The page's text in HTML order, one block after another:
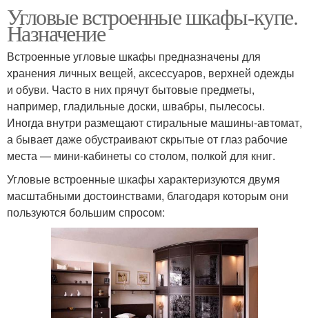
Угловые встроенные шкафы-купе.
Назначение
Встроенные угловые шкафы предназначены для
хранения личных вещей, аксессуаров, верхней одежды
и обуви. Часто в них прячут бытовые предметы,
например, гладильные доски, швабры, пылесосы.
Иногда внутри размещают стиральные машины-автомат,
а бывает даже обустраивают скрытые от глаз рабочие
места — мини-кабинеты со столом, полкой для книг.
Угловые встроенные шкафы характеризуются двумя
масштабными достоинствами, благодаря которым они
пользуются большим спросом: